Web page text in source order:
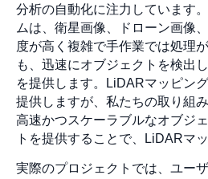
分析の自動化に注力しています
ムは、衛星画像、ドローン画像
度が高く複雑で手作業では処理
も、迅速にオブジェクトを検出
を提供します。LiDARマッピン
提供しますが、私たちの取り組
高速かつスケーラブルなオブジ
トを提供することで、LiDARマ
実際のプロジェクトでは、ユー